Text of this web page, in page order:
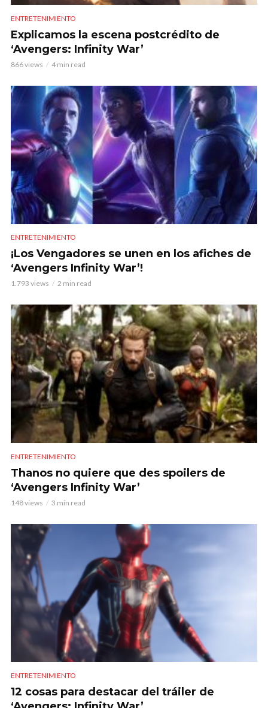
ENTRETENIMIENTO
Explicamos la escena postcrédito de
‘Avengers: Infinity War’
866 views 4 min read
ENTRETENIMIENTO
¡Los Vengadores se unen en los afiches de
‘Avengers Infinity War’!
1.793 views 2 min read
ENTRETENIMIENTO
Thanos no quiere que des spoilers de
‘Avengers Infinity War’
148 views 3 min read
ENTRETENIMIENTO
12 cosas para destacar del tráiler de